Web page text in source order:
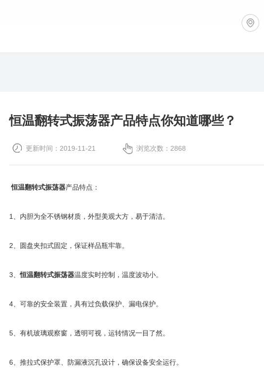
恒温翻转式振荡器产品特点你知道哪些？
更新时间：2019-11-21 浏览次数：2868
恒温翻转式振荡器产品特点：
1、内胆为全不锈钢材质，外型美观大方，易于清洁。
2、圆盘夹扣式固定，保证样品瓶牢靠。
3、恒温翻转式振荡器温度实时控制，温度波动小。
4、可靠的安全装置，具有过负载保护、漏电保护。
5、有机玻璃观察窗，透明可视，运转情况一目了然。
6、推拉式保护罩、防漏液沉孔设计，确保设备安全运行。